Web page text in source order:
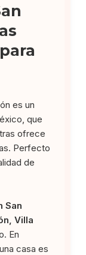
es un
que
ofrece
Perfecto
de
San
Villa
En
casa es